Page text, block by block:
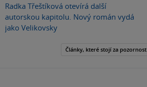
Radka Třeštíková otevírá další
autorskou kapitolu. Nový román vydá
jako Velikovsky
Články, které stojí za pozornost